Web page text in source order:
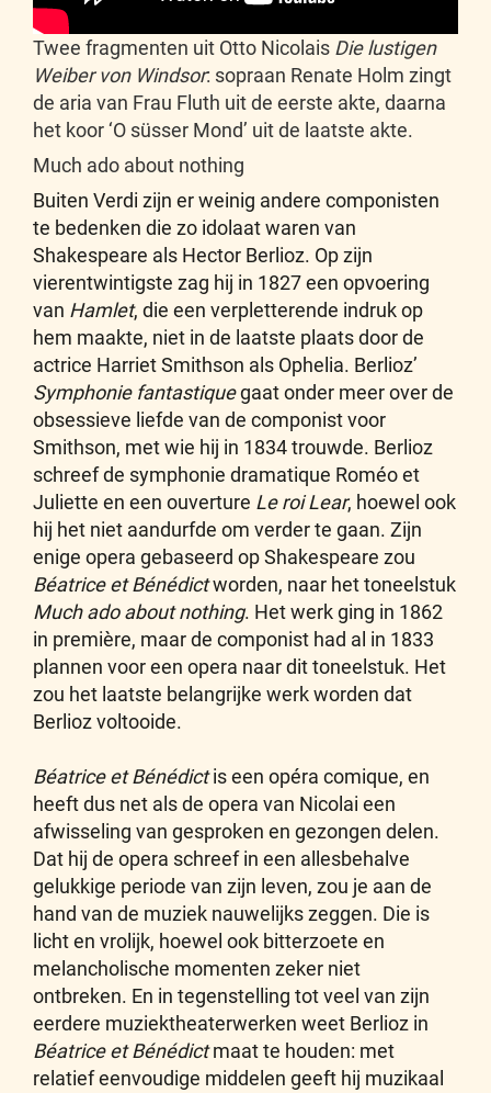
Twee fragmenten uit Otto Nicolais Die lustigen
Weiber von Windsor: sopraan Renate Holm zingt
de aria van Frau Fluth uit de eerste akte, daarna
het koor ‘O süsser Mond’ uit de laatste akte.
Much ado about nothing
Buiten Verdi zijn er weinig andere componisten
te bedenken die zo idolaat waren van
Shakespeare als Hector Berlioz. Op zijn
vierentwintigste zag hij in 1827 een opvoering
van Hamlet, die een verpletterende indruk op
hem maakte, niet in de laatste plaats door de
actrice Harriet Smithson als Ophelia. Berlioz’
Symphonie fantastiquegaat onder meer over de
obsessieve liefde van de componist voor
Smithson, met wie hij in 1834 trouwde. Berlioz
schreef de symphonie dramatique Roméo et
Juliette en een ouverture Le roi Lear, hoewel ook
hij het niet aandurfde om verder te gaan. Zijn
enige opera gebaseerd op Shakespeare zou
Béatrice et Bénédictworden, naar het toneelstuk
Much ado about nothing. Het werk ging in 1862
in première, maar de componist had al in 1833
plannen voor een opera naar dit toneelstuk. Het
zou het laatste belangrijke werk worden dat
Berlioz voltooide.
Béatrice et Bénédictis een opéra comique, en
heeft dus net als de opera van Nicolai een
afwisseling van gesproken en gezongen delen.
Dat hij de opera schreef in een allesbehalve
gelukkige periode van zijn leven, zou je aan de
hand van de muziek nauwelijks zeggen. Die is
licht en vrolijk, hoewel ook bitterzoete en
melancholische momenten zeker niet
ontbreken. En in tegenstelling tot veel van zijn
eerdere muziektheaterwerken weet Berlioz in
Béatrice et Bénédictmaat te houden: met
relatief eenvoudige middelen geeft hij muzikaal